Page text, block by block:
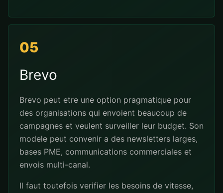
05
Brevo
Brevo peut etre une option pragmatique pour
des organisations qui envoient beaucoup de
campagnes et veulent surveiller leur budget. Son
modele peut convenir a des newsletters larges,
bases PME, communications commerciales et
envois multi-canal.
Il faut toutefois verifier les besoins de vitesse,